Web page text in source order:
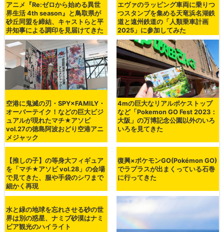
アニメ『Re:ゼロから始める異世
界生活 4th season』と鳥取県が
砂丘同盟を締結、キャストらと平
井知事による調印を見届けてきた
エヴァのラッピング車両に乗りつ
つスタンプを集める天竜浜名湖鉄
道と遠州鉄道の「人類乗車計画
2025」に参加してみた
空港に鬼滅の刃・SPY×FAMILY・
オーバーテイク！などの巨大ビジ
ュアルが現れたマチ★アソビ
vol.27の徳島阿波おどり空港アニ
メジャック
4mの巨大なリアルポケストップ
など「Pokemon GO Fest 2023：
大阪」の万博記念公園以外のいろ
いろを見てきた
【推しの子】の等身大フィギュア
を「マチ★アソビ vol.28」の会場
で見てきた、服や手袋のシワまで
でラプラスが出まくっている石巻
に行ってきた